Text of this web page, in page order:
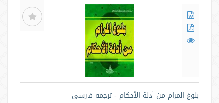
بلوغ المرام من أدلة الأحکام - ترجمه فارسی